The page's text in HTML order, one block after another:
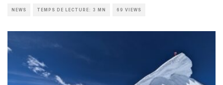
NEWS TEMPS DE LECTURE: 3 MN 69 VIEWS